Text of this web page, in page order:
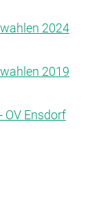
2024
2019
OV Ensdorf